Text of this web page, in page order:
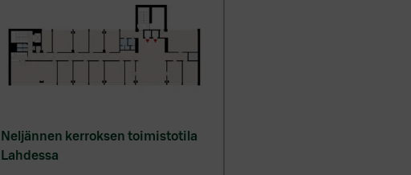
Neljännen kerroksen toimistotila
Lahdessa